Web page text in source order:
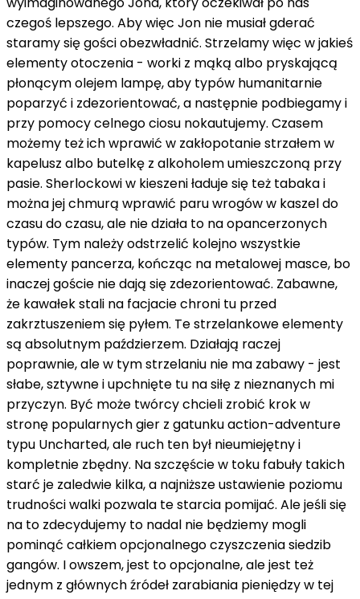
czegoś lepszego. Aby więc Jon nie musiał gderać
staramy się gości obezwładnić. Strzelamy więc w jakieś
elementy otoczenia - worki z mąką albo pryskającą
płonącym olejem lampę, aby typów humanitarnie
poparzyć i zdezorientować, a następnie podbiegamy i
przy pomocy celnego ciosu nokautujemy. Czasem
możemy też ich wprawić w zakłopotanie strzałem w
kapelusz albo butelkę z alkoholem umieszczoną przy
pasie. Sherlockowi w kieszeni ładuje się też tabaka i
można jej chmurą wprawić paru wrogów w kaszel do
czasu do czasu, ale nie działa to na opancerzonych
typów. Tym należy odstrzelić kolejno wszystkie
elementy pancerza, kończąc na metalowej masce, bo
inaczej goście nie dają się zdezorientować. Zabawne,
że kawałek stali na facjacie chroni tu przed
zakrztuszeniem się pyłem. Te strzelankowe elementy
są absolutnym paździerzem. Działają raczej
poprawnie, ale w tym strzelaniu nie ma zabawy - jest
słabe, sztywne i upchnięte tu na siłę z nieznanych mi
przyczyn. Być może twórcy chcieli zrobić krok w
stronę popularnych gier z gatunku action-adventure
typu Uncharted, ale ruch ten był nieumiejętny i
kompletnie zbędny. Na szczęście w toku fabuły takich
starć je zaledwie kilka, a najniższe ustawienie poziomu
trudności walki pozwala te starcia pomijać. Ale jeśli się
na to zdecydujemy to nadal nie będziemy mogli
pominąć całkiem opcjonalnego czyszczenia siedzib
gangów. I owszem, jest to opcjonalne, ale jest też
jednym z głównych źródeł zarabiania pieniędzy w tej